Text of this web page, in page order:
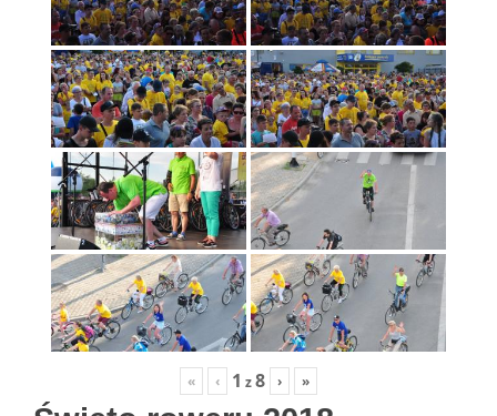
« ‹ 1 z8 › »